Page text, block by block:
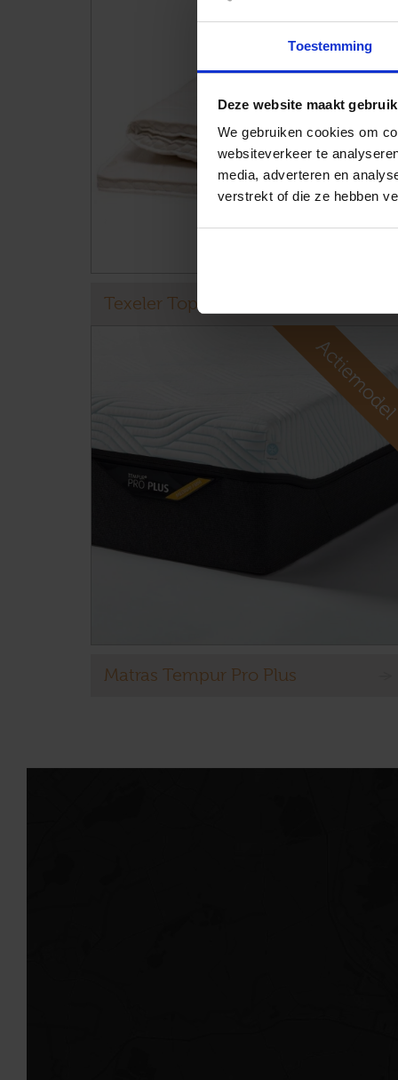
Toestemming
Deze website maakt
We gebruiken cookies om
websiteverkeer te
media, adverteren en
verstrekt of die ze hebben
Texeler Topdekmatras
Matras Tempur Pro Plus